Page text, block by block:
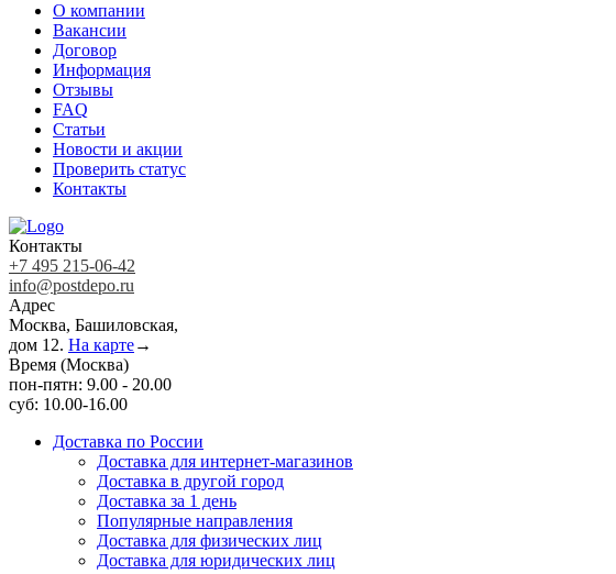
О компании
Вакансии
Договор
Информация
Отзывы
FAQ
Статьи
Новости и акции
Проверить статус
Контакты
Контакты
+7 495 215-06-42
info@postdepo.ru
Адрес
Москва, Башиловская,
дом 12. На карте→
Время (Москва)
пон-пятн: 9.00 - 20.00
суб: 10.00-16.00
Доставка по России
Доставка для интернет-магазинов
Доставка в другой город
Доставка за 1 день
Популярные направления
Доставка для физических лиц
Доставка для юридических лиц